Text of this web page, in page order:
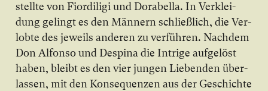
stell­te von Fiordiligi und Dorabella. In Ver­klei­
dung ge­lingt es den Män­nern schließ­lich, die Ver­
lob­te des je­weils an­de­ren zu ver­füh­ren. Nach­dem
Don Al­fon­so und Despina die In­tri­ge auf­ge­löst
ha­ben, bleibt es den vier jun­gen Lie­ben­den über­
las­sen, mit den Kon­se­quen­zen aus der Ge­schich­te